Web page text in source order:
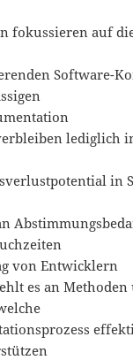
fokussieren auf
Software-
lediglich
in
von Entwicklern
es an Methoden